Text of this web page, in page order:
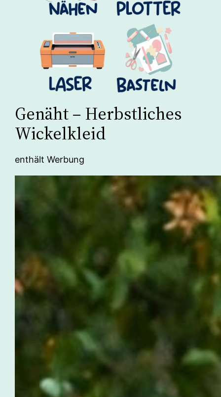
Genäht – Herbstliches
Wickelkleid
enthält Werbung